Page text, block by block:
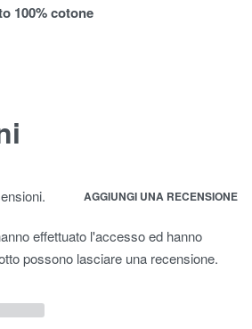
100% cotone
AGGIUNGI UNA RECENSIONE
effettuato l'accesso ed hanno
possono lasciare una recensione.